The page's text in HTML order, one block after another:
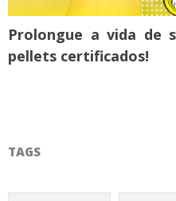
Prolongue a vida de
pellets certificados!
TAGS